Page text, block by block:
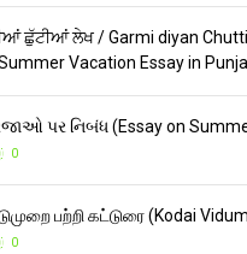
ਛੁੱਟੀਆਂ ਲੇਖ / Garmi diyan
Vacation Essay in
પર નિબંધ (Essay on
0
பற்றி கட்டுரை (Kodai
0